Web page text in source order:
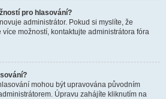
pro hlasování?
administrátor. Pokud si myslíte, že
možností, kontaktujte administrátora fóra
mohou být upravována původním
Úpravu zahájíte kliknutím na